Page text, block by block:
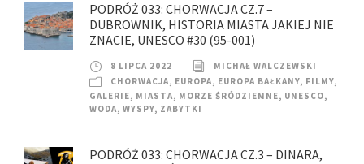
PODRÓŻ 033: CHORWACJA CZ.7 –
DUBROWNIK, HISTORIA MIASTA JAKIEJ NIE
ZNACIE, UNESCO #30 (95-001)
8 LIPCA 2022
MICHAŁ WALCZEWSKI
CHORWACJA, EUROPA, EUROPA BAŁKANY, FILMY,
GALERIE, MIASTA, MORZE ŚRÓDZIEMNE, UNESCO,
WODA, WYSPY, ZABYTKI
PODRÓŻ 033: CHORWACJA CZ.3 – DINARA,